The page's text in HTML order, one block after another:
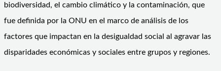
biodiversidad, el cambio climático y la contaminación, que
fue definida por la ONU en el marco de análisis de los
factores que impactan en la desigualdad social al agravar las
disparidades económicas y sociales entre grupos y regiones.